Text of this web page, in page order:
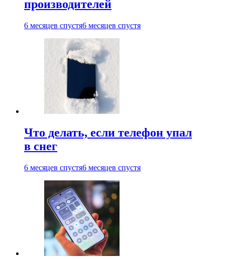
производителей
6 месяцев спустя6 месяцев спустя
Что делать, если телефон упал
в снег
6 месяцев спустя6 месяцев спустя